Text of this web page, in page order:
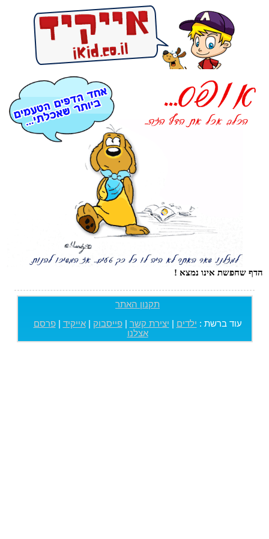
הדף שחפשת אינו נמצא !
תקנון האתר
עוד ברשת : ילדים יצירת קשר |פייסבוק |אייקיד |פרסם
אצלנו